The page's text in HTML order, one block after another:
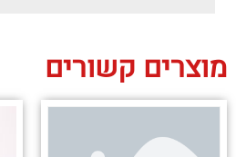
מוצרים קשורים